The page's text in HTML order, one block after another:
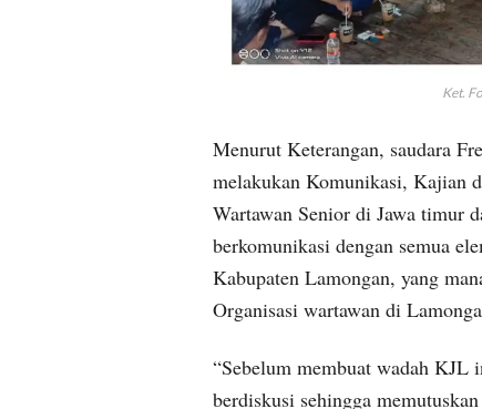
Ket.
Menurut Keterangan, saudara
melakukan Komunikasi, Kajian
Wartawan Senior di Jawa timur
berkomunikasi dengan semua
Kabupaten Lamongan, yang
Organisasi wartawan di
“Sebelum membuat wadah KJL
berdiskusi sehingga